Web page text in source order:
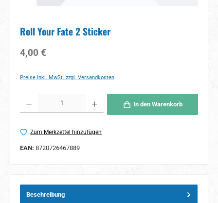
Roll Your Fate 2 Sticker
Regulärer Preis:
4,00 €
Preise inkl. MwSt. zzgl. Versandkosten
In den Warenkorb
Zum Merkzettel hinzufügen
EAN: 8720726467889
Beschreibung